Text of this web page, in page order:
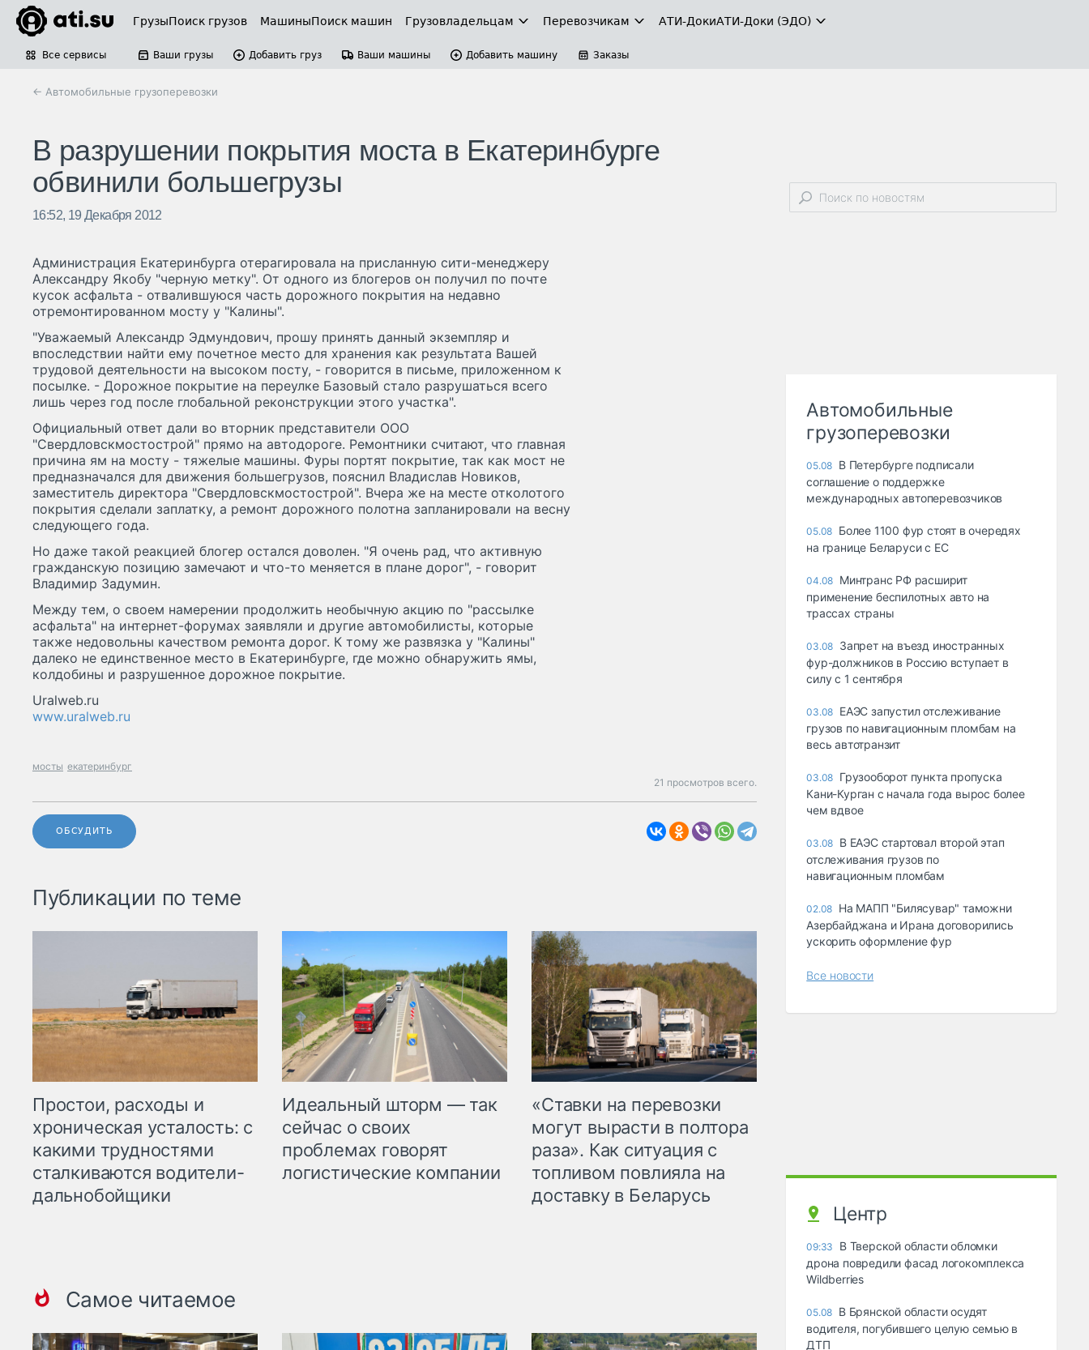
ГрузыПоиск грузов МашиныПоиск машин Грузовладельцам Перевозчикам АТИ-ДокиАТИ-Доки (ЭДО)
Все сервисы Ваши грузы Добавить груз Ваши машины Добавить машину Заказы
← Автомобильные грузоперевозки
В разрушении покрытия моста в Екатеринбурге
обвинили большегрузы
16:52, 19 Декабря 2012
Администрация Екатеринбурга отерагировала на присланную сити-менеджеру
Александру Якобу "черную метку". От одного из блогеров он получил по почте
кусок асфальта - отвалившуюся часть дорожного покрытия на недавно
отремонтированном мосту у "Калины".
"Уважаемый Александр Эдмундович, прошу принять данный экземпляр и
впоследствии найти ему почетное место для хранения как результата Вашей
трудовой деятельности на высоком посту, - говорится в письме, приложенном к
посылке. - Дорожное покрытие на переулке Базовый стало разрушаться всего
лишь через год после глобальной реконструкции этого участка".
Официальный ответ дали во вторник представители ООО
"Свердловскмостострой" прямо на автодороге. Ремонтники считают, что главная
причина ям на мосту - тяжелые машины. Фуры портят покрытие, так как мост не
предназначался для движения большегрузов, пояснил Владислав Новиков,
заместитель директора "Свердловскмостострой". Вчера же на месте отколотого
покрытия сделали заплатку, а ремонт дорожного полотна запланировали на весну
следующего года.
Но даже такой реакцией блогер остался доволен. "Я очень рад, что активную
гражданскую позицию замечают и что-то меняется в плане дорог", - говорит
Владимир Задумин.
Между тем, о своем намерении продолжить необычную акцию по "рассылке
асфальта" на интернет-форумах заявляли и другие автомобилисты, которые
также недовольны качеством ремонта дорог. К тому же развязка у "Калины"
далеко не единственное место в Екатеринбурге, где можно обнаружить ямы,
колдобины и разрушенное дорожное покрытие.
Uralweb.ru
www.uralweb.ru
мосты екатеринбург
21 просмотров всего.
ОБСУДИТЬ
Публикации по теме
Простои, расходы и
хроническая усталость: с
какими трудностями
сталкиваются водители-
дальнобойщики
Идеальный шторм — так
сейчас о своих
проблемах говорят
логистические компании
«Ставки на перевозки
могут вырасти в полтора
раза». Как ситуация с
топливом повлияла на
доставку в Беларусь
Самое читаемое
Автомобильные
грузоперевозки
05.08 В Петербурге подписали
соглашение о поддержке
международных автоперевозчиков
05.08 Более 1100 фур стоят в очередях
на границе Беларуси с ЕС
04.08 Минтранс РФ расширит
применение беспилотных авто на
трассах страны
03.08 Запрет на въезд иностранных
фур-должников в Россию вступает в
силу с 1 сентября
03.08 ЕАЭС запустил отслеживание
грузов по навигационным пломбам на
весь автотранзит
03.08 Грузооборот пункта пропуска
Кани-Курган с начала года вырос более
чем вдвое
03.08 В ЕАЭС стартовал второй этап
отслеживания грузов по
навигационным пломбам
02.08 На МАПП "Билясувар" таможни
Азербайджана и Ирана договорились
ускорить оформление фур
Все новости
Центр
09:33
В Тверской области обломки
дрона повредили фасад логокомплекса
Wildberries
05.08 В Брянской области осудят
водителя, погубившего целую семью в
ДТП